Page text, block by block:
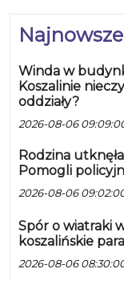
Najnowsze
Winda w
Koszalinie
oddziały?
2026-08-06
Rodzina
Pomogli
2026-08-06
Spór o wiatraki
koszalińskie
2026-08-06